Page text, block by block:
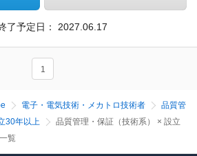
了予定日： 2027.06.17
1
電子・電気技術・メカトロ技術者
品質管
30年以上
品質管理・保証（技術系） × 設立
覧